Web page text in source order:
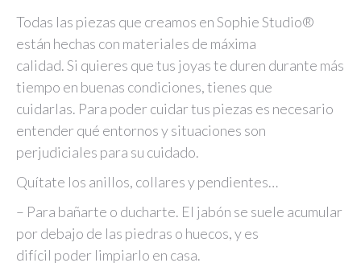
Todas las piezas que creamos en Sophie Studio®
están hechas con materiales de máxima
calidad. Si quieres que tus joyas te duren durante más
tiempo en buenas condiciones, tienes que
cuidarlas. Para poder cuidar tus piezas es necesario
entender qué entornos y situaciones son
perjudiciales para su cuidado.
Quítate los anillos, collares y pendientes…
– Para bañarte o ducharte. El jabón se suele acumular
por debajo de las piedras o huecos, y es
difícil poder limpiarlo en casa.